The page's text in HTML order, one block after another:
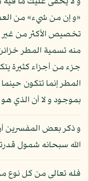
«و إن من شيء» من
تخصيص الأكثر من
منه تسمية المطر
جزء من أجزاء كثيرة
المطر إنما تتكون
بموجود و لا أن الذي
و ذكر بعض المفسرين
الله سبحانه شمول
فله تعالى من كل نوع